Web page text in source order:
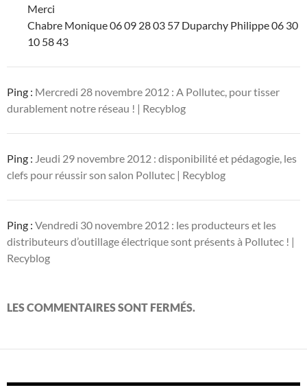
Merci
Chabre Monique 06 09 28 03 57 Duparchy Philippe 06 30
10 58 43
Ping : Mercredi 28 novembre 2012 : A Pollutec, pour tisser
durablement notre réseau ! | Recyblog
Ping : Jeudi 29 novembre 2012 : disponibilité et pédagogie, les
clefs pour réussir son salon Pollutec | Recyblog
Ping : Vendredi 30 novembre 2012 : les producteurs et les
distributeurs d’outillage électrique sont présents à Pollutec ! |
Recyblog
LES COMMENTAIRES SONT FERMÉS.